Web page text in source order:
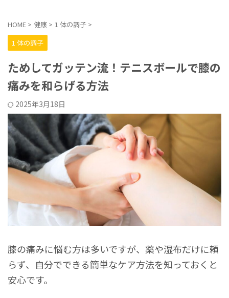
HOME > 健康 > 1 体の調子 >
1 体の調子
ためしてガッテン流！テニスボールで膝の
痛みを和らげる方法
2025年3月18日
膝の痛みに悩む方は多いですが、薬や湿布だけに頼
らず、自分でできる簡単なケア方法を知っておくと
安心です。